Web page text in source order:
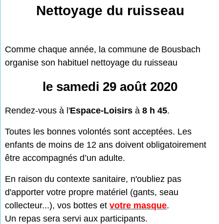
Nettoyage du ruisseau
Comme chaque année, la commune de Bousbach
organise son habituel nettoyage du ruisseau
le samedi 29 août 2020
Rendez-vous à l'Espace-Loisirs à8 h 45.
Toutes les bonnes volontés sont acceptées. Les
enfants de moins de 12 ans doivent obligatoirement
être accompagnés d’un adulte.
En raison du contexte sanitaire, n'oubliez pas
d'apporter votre propre matériel (gants, seau
collecteur...), vos bottes etvotre masque.
Un repas sera servi aux participants.